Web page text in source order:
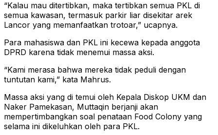
“Kalau mau ditertibkan, maka tertibkan semua PKL di
semua kawasan, termasuk parkir liar disekitar arek
Lancor yang memanfaatkan trotoar,” ucapnya.
Para mahasiswa dan PKL ini kecewa kepada anggota
DPRD karena tidak menemui massa aksi.
“Kami merasa bahwa mereka tidak peduli dengan
tuntutan kami,” kata Mahrus.
Massa aksi yang di temui oleh Kepala Diskop UKM dan
Naker Pamekasan, Muttaqin berjanji akan
mempertimbangkan soal penataan Food Colony yang
selama ini dikeluhkan oleh para PKL.